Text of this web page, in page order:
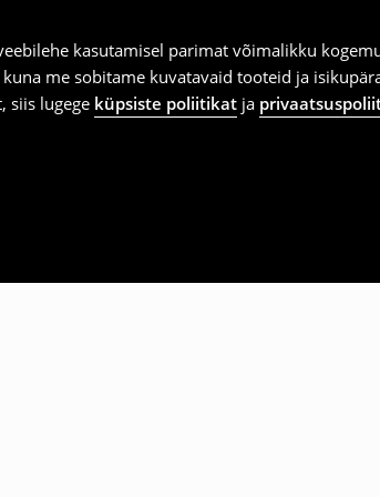
kasutamisel parimat võimalikku
me sobitame kuvatavaid tooteid ja
siis lugege küpsiste poliitikat ja